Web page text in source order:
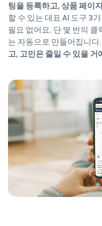
팅을 등록하고, 상품 페이
할 수 있는 대표 AI 도구 3
필요 없어요. 단 몇 번의
는 자동으로 만들어집니다.
고, 고민은 줄일 수 있을 거